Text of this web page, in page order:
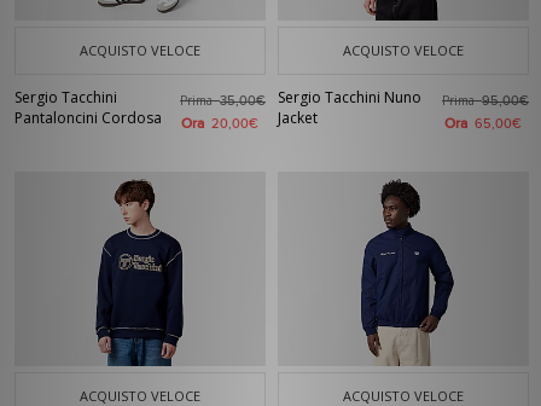
ACQUISTO VELOCE
Sergio Tacchini
Pantaloncini Cordosa
Prima35,00€
Ora 20,00€
ACQUISTO VELOCE
Sergio Tacchini Nuno
Jacket
Prima95,00€
Ora 65,00€
ACQUISTO VELOCE ACQUISTO VELOCE